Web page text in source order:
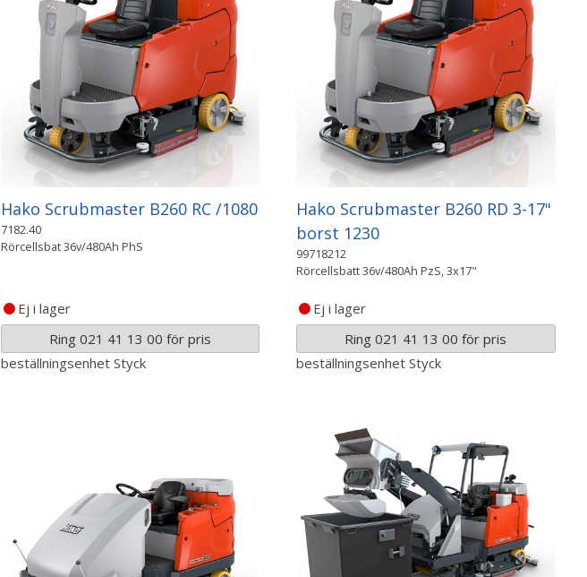
Hako Scrubmaster B260 RC /1080
7182.40
Rörcellsbat 36v/480Ah PhS
Ej i lager
Ring 021 41 13 00 för pris
beställningsenhet Styck
Hako Scrubmaster B260 RD 3-17"
borst 1230
99718212
Rörcellsbatt 36v/480Ah PzS, 3x17"
Ej i lager
Ring 021 41 13 00 för pris
beställningsenhet Styck